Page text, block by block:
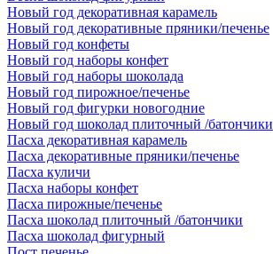
Новый год декоративная карамель
Новый год декоративные пряники/печенье
Новый год конфеты
Новый год наборы конфет
Новый год наборы шоколада
Новый год пирожное/печенье
Новый год фигурки новогодние
Новый год шоколад плиточный /батончики
Пасха декоративная карамель
Пасха декоративные пряники/печенье
Пасха куличи
Пасха наборы конфет
Пасха пирожные/печенье
Пасха шоколад плиточный /батончики
Пасха шоколад фигурный